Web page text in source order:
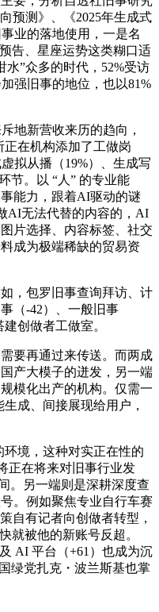
预测》、《2025年生成式
业的落地使用，一是名
告、星座运势这类糊口适
水”众多的时代，52%受访
强旧事的地位，也以81%
新营收来历的趋向，
在机构添加了工做岗
拟从播（19%）、生成写
节。以 “人” 的专业能
能力，跟着AI驱动的谜
AI无法代替的内容的，AI
片选择、内容标签、社交
成为极端稀缺的贸易资
包罗旧事查询拜访、计
（-42）、一般旧事
创做者工做室。
再通过来传送。而两成
产大模子的迸发，另一端
模化出产的机构。仅需一
成、间接展现给用户，
境，这种对实正在性的
正在将来对旧事行业发
。另一端则是深耕深度查
。例如聚焦专业自行车赛
自有记者向创做者转型，
就被他的新账号反超。
AI 平台（+61）也成为沉
绿党扎克・波兰斯基也掌